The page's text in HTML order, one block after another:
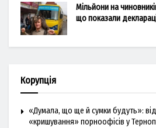
Мільйони на
що показали
Корупція
«Думала, що ще й сумки будуть»:
«кришування» порноофісів у